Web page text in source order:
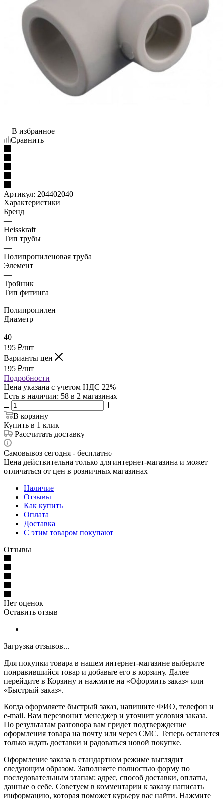
В избранное
Сравнить
Артикул: 204402040
Характеристики
Бренд
—
Heisskraft
Тип трубы
—
Полипропиленовая труба
Элемент
—
Тройник
Тип фитинга
—
Полипропилен
Диаметр
—
40
195 ₽/шт
Варианты цен
195 ₽/шт
Подробности
Цена указана с учетом НДС 22%
Есть в наличии: 58 в 2 магазинах
В корзину
Купить в 1 клик
Рассчитать доставку
Самовывоз сегодня - бесплатно
Цена действительна только для интернет-магазина и может
отличаться от цен в розничных магазинах
Наличие
Отзывы
Как купить
Оплата
Доставка
С этим товаром покупают
Отзывы
Нет оценок
Оставить отзыв
Загрузка отзывов...
Для покупки товара в нашем интернет-магазине выберите
понравившийся товар и добавьте его в корзину. Далее
перейдите в Корзину и нажмите на «Оформить заказ» или
«Быстрый заказ».
Когда оформляете быстрый заказ, напишите ФИО, телефон и
e-mail. Вам перезвонит менеджер и уточнит условия заказа.
По результатам разговора вам придет подтверждение
оформления товара на почту или через СМС. Теперь останется
только ждать доставки и радоваться новой покупке.
Оформление заказа в стандартном режиме выглядит
следующим образом. Заполняете полностью форму по
последовательным этапам: адрес, способ доставки, оплаты,
данные о себе. Советуем в комментарии к заказу написать
информацию, которая поможет курьеру вас найти. Нажмите